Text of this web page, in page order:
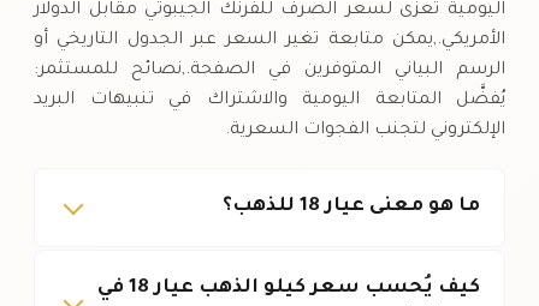
اليومية تُعزى لسعر الصرف للفرنك الجيبوتي مقابل الدولار
الأمريكي.,يمكن متابعة تغير السعر عبر الجدول التاريخي أو
الرسم البياني المتوفرين في الصفحة.,نصائح للمستثمر:
يُفضَّل المتابعة اليومية والاشتراك في تنبيهات البريد
الإلكتروني لتجنب الفجوات السعرية.
ما هو معنى عيار 18 للذهب؟
كيف يُحسب سعر كيلو الذهب عيار 18 في